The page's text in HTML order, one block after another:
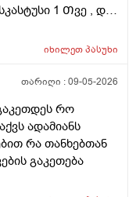
1 Თვე , და
ეს
იხილეთპასუხი
თარიღი :09-05-2026
რო
ადამიანს
რა თანხებთან
გაკეთება